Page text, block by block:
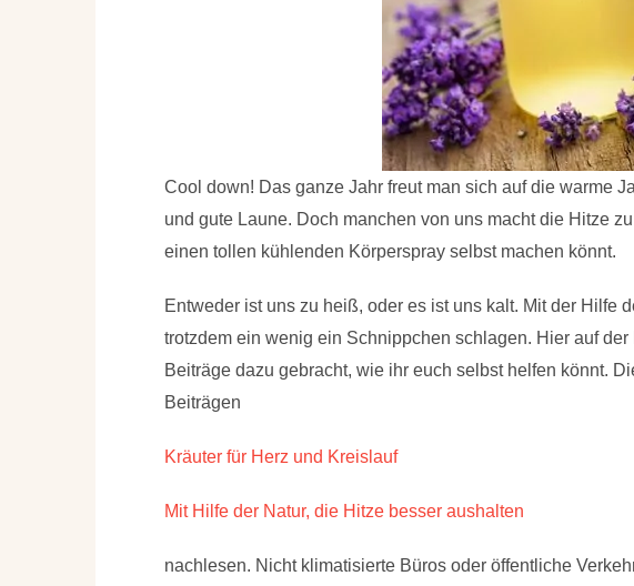
Cool down! Das ganze Jahr freut man sich auf die warme
und gute Laune. Doch manchen von uns macht die Hitze
einen tollen kühlenden Körperspray selbst machen könnt.
Entweder ist uns zu heiß, oder es ist uns kalt. Mit der Hilfe
trotzdem ein wenig ein Schnippchen schlagen. Hier auf
Beiträge dazu gebracht, wie ihr euch selbst helfen könnt.
Beiträgen
Kräuter für Herz und Kreislauf
Mit Hilfe der Natur, die Hitze besser aushalten
nachlesen. Nicht klimatisierte Büros oder öffentliche